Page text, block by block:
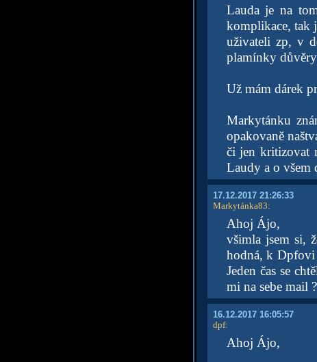
Lauda je na
komplikace, tak
uživateli zp, v
plamínky
Už mám dárek
Markytánku
opakovaně
či jen kritizovat
Laudy a o všem
17.12.2017 21:26:33
Markytánka83:
Ahoj Ájo,
všimla jsem si,
hodná, k Dpfovi
Jeden čas se
mi na sebe mail
16.12.2017 16:05:57
dpf:
Ahoj Ájo,